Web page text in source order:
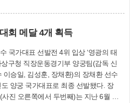
복지서비스를 바로 찾아 즉시 지원해
자원(의료·일자리 및 집수리 등 복지
미리 저축해 두었다가 필요시 사용할 수
자원은행’으로 지난해 9월 전국 최초로
문
회 메달 4개 획득
국가대표 선발전 4위 입상 ‘영광의 태
이승일, 김성훈, 장채환)의 장채환 선수
양궁 국가대표로 최종 선발됐다. 장
진 오른쪽에서 두번째)는 지난 6월 16